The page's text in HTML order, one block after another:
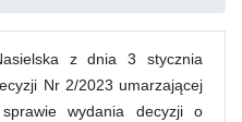
z dnia 3 stycznia
Nr 2/2023 umarzającej
wydania decyzji o